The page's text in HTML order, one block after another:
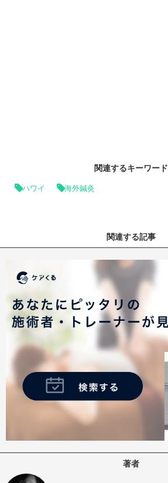
関連するキーワード
ハワイ 海外鍼灸
関連する記事
著者